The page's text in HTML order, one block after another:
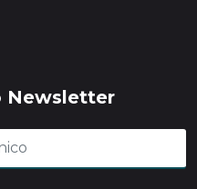
Newsletter